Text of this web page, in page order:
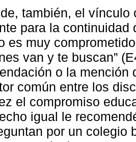
también, el
para la continuidad
es muy
van y te buscan”
o la mención
común entre los
el compromiso
igual le
por un colegio